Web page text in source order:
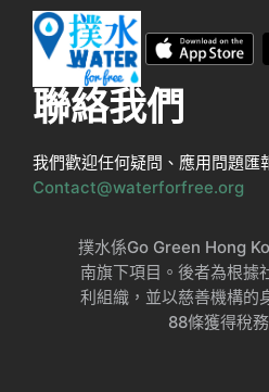
聯絡我們
我們歡迎任何疑問、應用問題匯
Contact@waterforfree.org
撲水係Go Green Hong
南旗下項目。後者為根據
利組織，並以慈善機構的
88條獲得稅